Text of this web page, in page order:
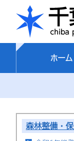
ホーム
森林整備・